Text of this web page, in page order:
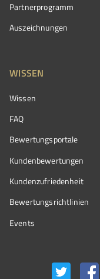
Partnerprogramm
Auszeichnungen
WISSEN
Wissen
FAQ
Bewertungsportale
Kundenbewertungen
Kundenzufriedenheit
Bewertungs­richtlinien
Events